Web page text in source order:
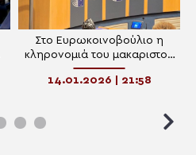
Στο Ευρωκοινοβούλιο η
κληρονομιά του μακαριστού
Αλβανίας Αναστασίου
14.01.2026 | 21:58